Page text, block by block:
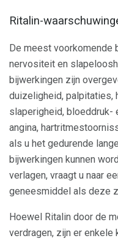
Ritalin-
De meest voorkomende
nervositeit en
bijwerkingen zijn
duizeligheid, palpitaties,
slaperigheid, bloeddruk-
angina,
als u het gedurende
bijwerkingen kunnen
verlagen, vraagt ​​u naar
geneesmiddel als deze
Hoewel Ritalin door de
verdragen, zijn er enkele